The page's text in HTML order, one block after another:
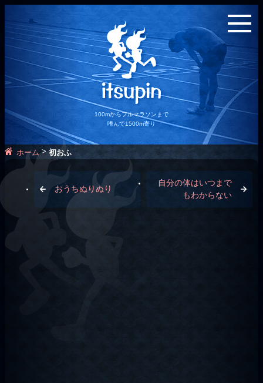
100mからフルマラソンまで
嗜んで1500m寄り
ホーム>初おふ
おうちぬりぬり
自分の体はいつまで
もわからない